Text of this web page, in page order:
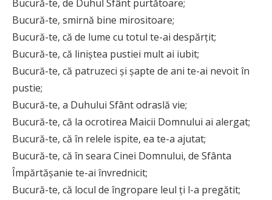
Bucură-te, de Duhul Sfânt purtătoare;
Bucură-te, smirnă bine mirositoare;
Bucură-te, că de lume cu totul te-ai despărțit;
Bucură-te, că liniștea pustiei mult ai iubit;
Bucură-te, că patruzeci și șapte de ani te-ai nevoit în
pustie;
Bucură-te, a Duhului Sfânt odraslă vie;
Bucură-te, că la ocrotirea Maicii Domnului ai alergat;
Bucură-te, că în relele ispite, ea te-a ajutat;
Bucură-te, că în seara Cinei Domnului, de Sfânta
Împărtășanie te-ai învrednicit;
Bucură-te, că locul de îngropare leul ți l-a pregătit;